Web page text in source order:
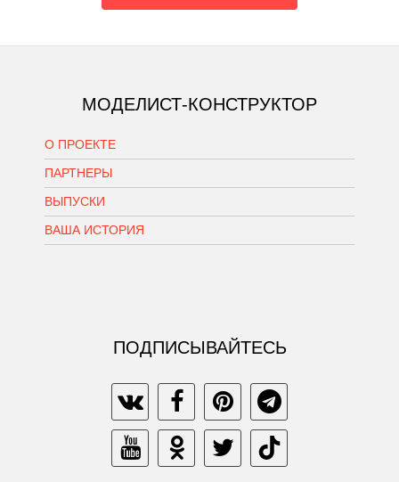
МОДЕЛИСТ-КОНСТРУКТОР
О ПРОЕКТЕ
ПАРТНЕРЫ
ВЫПУСКИ
ВАША ИСТОРИЯ
ПОДПИСЫВАЙТЕСЬ